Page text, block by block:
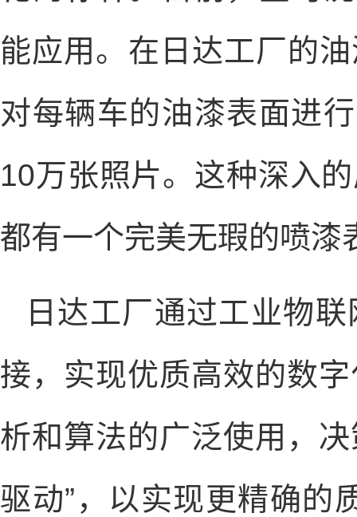
能应用。在日达工厂的
对每辆车的油漆表面进
10万张照片。这种深入
都有一个完美无瑕的喷漆
日达工厂通过工业物
接，实现优质高效的数
析和算法的广泛使用，决
驱动”，以实现更精确的